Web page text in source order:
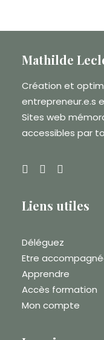
Mathilde
Création et
entrepreneur.e.s
Sites web
accessibles par
Liens utiles
Déléguez
Etre
Apprendre
Accès formation
Mon compte